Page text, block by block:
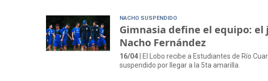
NACHO SUSPENDIDO
Gimnasia define el equipo:
Nacho Fernández
16/04 | El Lobo recibe a Estudiantes de Río
suspendido por llegar a la 5ta amarilla.